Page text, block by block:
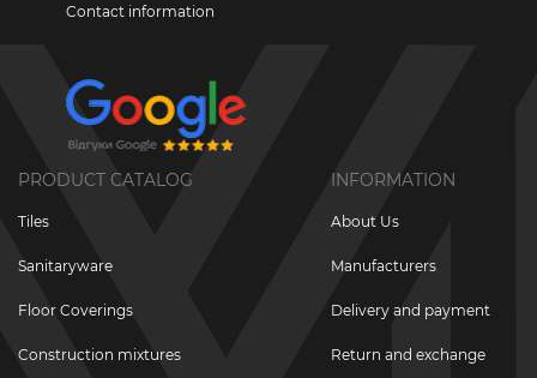
Contact information
PRODUCT CATALOG
Tiles
Sanitaryware
Floor Coverings
Construction mixtures
INFORMATION
About Us
Manufacturers
Delivery and payment
Return and exchange